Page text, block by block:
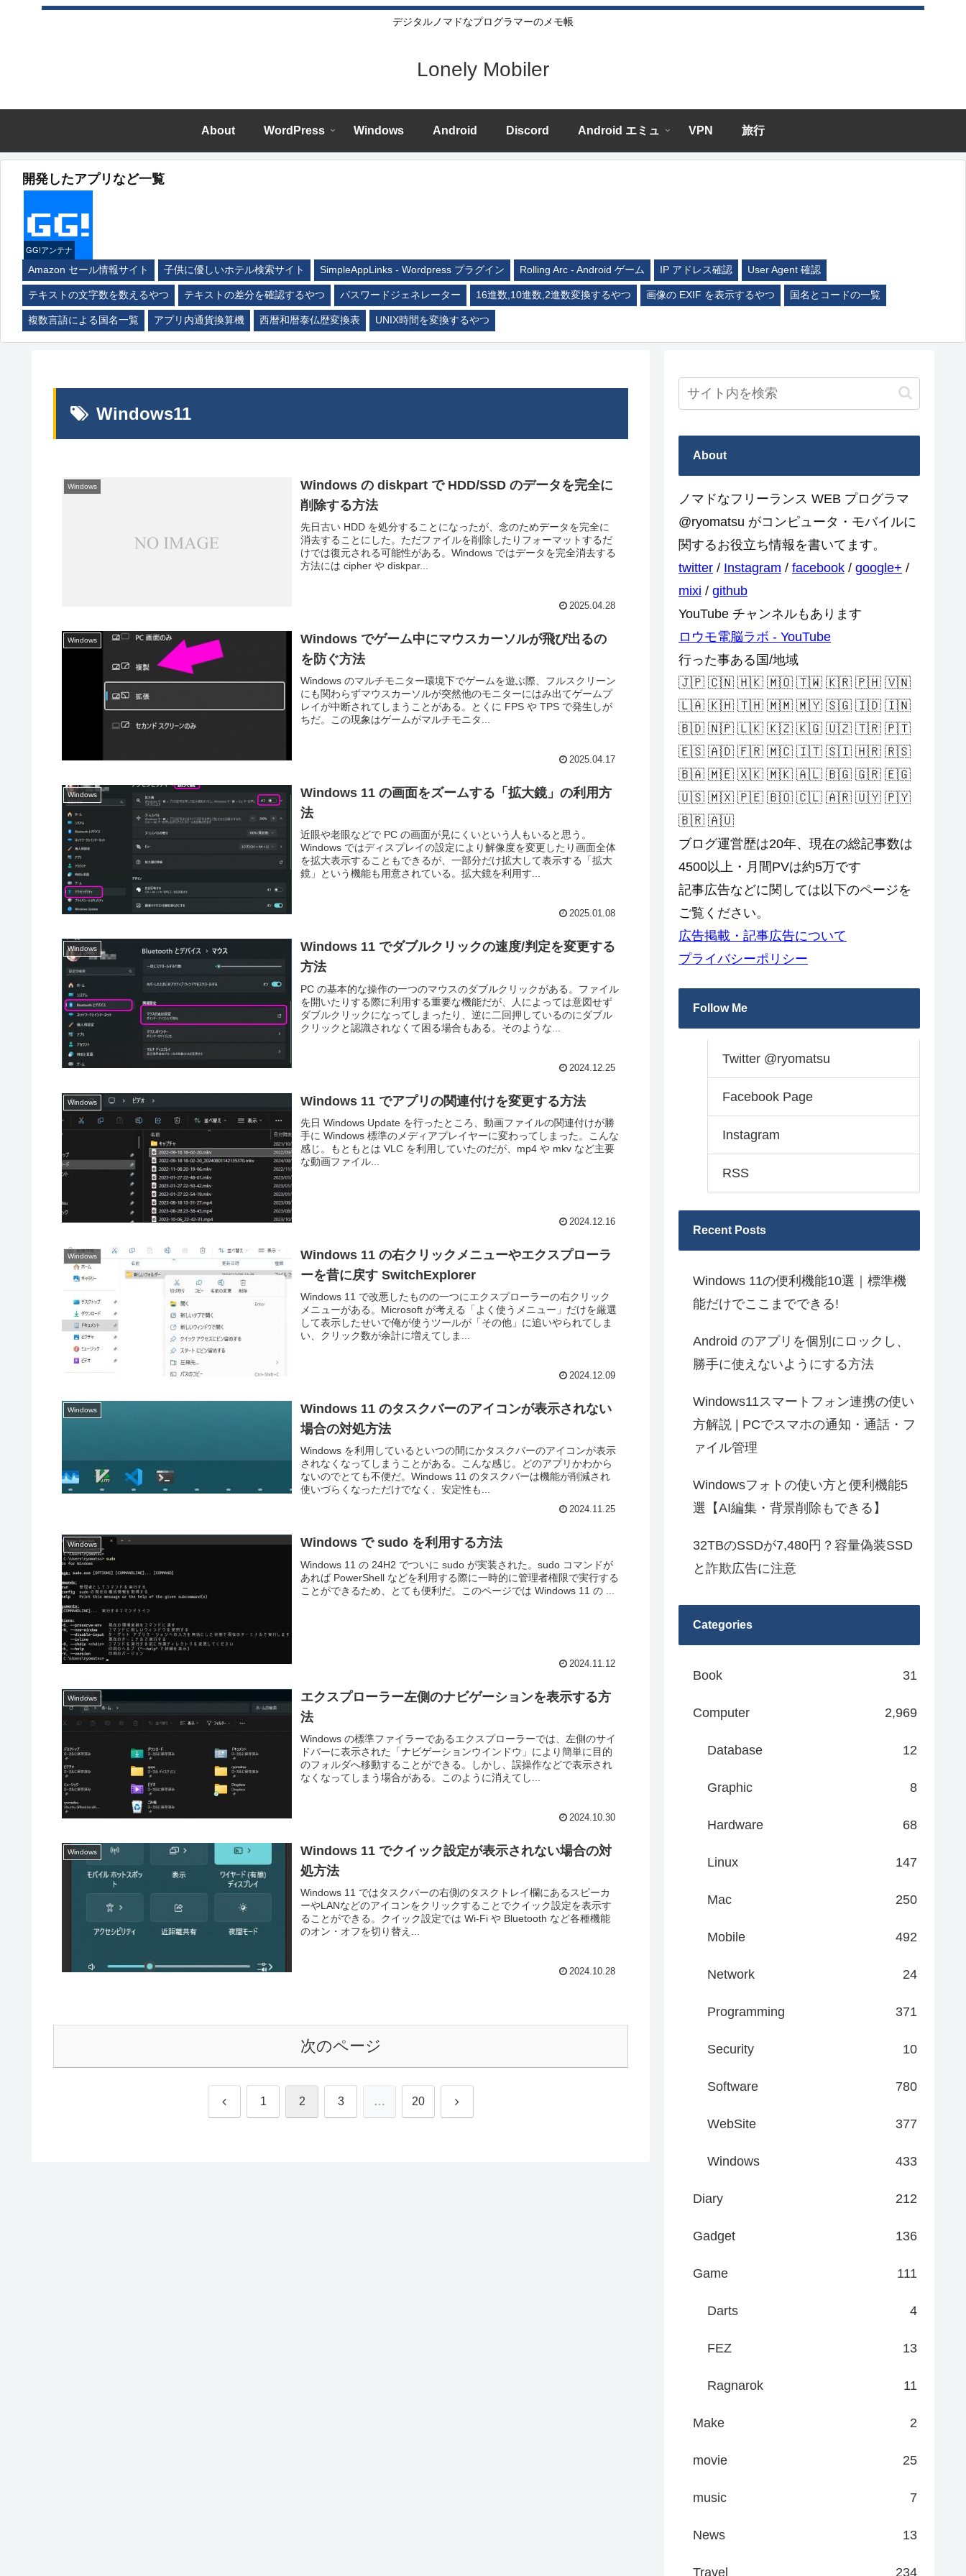
デジタルノマドなプログラマーのメモ帳
Lonely Mobiler
About WordPress Windows Android Discord Android エミュ VPN 旅行
開発したアプリなど一覧
GG!アンテナ
Amazon セール情報サイト 子供に優しいホテル検索サイト SimpleAppLinks - Wordpress プラグイン Rolling Arc - Android ゲーム IP アドレス確認 User Agent 確認
テキストの文字数を数えるやつ テキストの差分を確認するやつ パスワードジェネレーター 16進数,10進数,2進数変換するやつ 画像の EXIF を表示するやつ 国名とコードの一覧
複数言語による国名一覧 アプリ内通貨換算機 西暦和暦泰仏歴変換表 UNIX時間を変換するやつ
Windows11
Windows
Windows の diskpart で HDD/SSD のデータを完全に
削除する方法
先日古い HDD を処分することになったが、念のためデータを完全に
消去することにした。ただファイルを削除したりフォーマットするだ
けでは復元される可能性がある。Windows ではデータを完全消去する
方法には cipher や diskpar...
2025.04.28
Windows
Windows でゲーム中にマウスカーソルが飛び出るの
を防ぐ方法
Windows のマルチモニター環境下でゲームを遊ぶ際、フルスクリーン
にも関わらずマウスカーソルが突然他のモニターにはみ出てゲームプ
レイが中断されてしまうことがある。とくに FPS や TPS で発生しが
ちだ。この現象はゲームがマルチモニタ...
2025.04.17
Windows
Windows 11 の画面をズームする「拡大鏡」の利用方
法
近眼や老眼などで PC の画面が見にくいという人もいると思う。
Windows ではディスプレイの設定により解像度を変更したり画面全体
を拡大表示することもできるが、一部分だけ拡大して表示する「拡大
鏡」という機能も用意されている。拡大鏡を利用す...
2025.01.08
Windows
Windows 11 でダブルクリックの速度/判定を変更する
方法
PC の基本的な操作の一つのマウスのダブルクリックがある。ファイル
を開いたりする際に利用する重要な機能だが、人によっては意図せず
ダブルクリックになってしまったり、逆に二回押しているのにダブル
クリックと認識されなくて困る場合もある。そのような...
2024.12.25
Windows Windows 11 でアプリの関連付けを変更する方法
先日 Windows Update を行ったところ、動画ファイルの関連付けが勝
手に Windows 標準のメディアプレイヤーに変わってしまった。こんな
感じ。もともとは VLC を利用していたのだが、mp4 や mkv など主要
な動画ファイル...
2024.12.16
Windows
Windows 11 の右クリックメニューやエクスプローラ
ーを昔に戻す SwitchExplorer
Windows 11 で改悪したものの一つにエクスプローラーの右クリック
メニューがある。Microsoft が考える「よく使うメニュー」だけを厳選
して表示したせいで俺が使うツールが「その他」に追いやられてしま
い、クリック数が余計に増えてしま...
2024.12.09
Windows
Windows 11 のタスクバーのアイコンが表示されない
場合の対処方法
Windows を利用しているといつの間にかタスクバーのアイコンが表示
されなくなってしまうことがある。こんな感じ。どのアプリかわから
ないのでとても不便だ。Windows 11 のタスクバーは機能が削減され
使いづらくなっただけでなく、安定性も...
2024.11.25
Windows Windows で sudo を利用する方法
Windows 11 の 24H2 でついに sudo が実装された。sudo コマンドが
あれば PowerShell などを利用する際に一時的に管理者権限で実行する
ことができるため、とても便利だ。このページでは Windows 11 の ...
2024.11.12
Windows
エクスプローラー左側のナビゲーションを表示する方
法
Windows の標準ファイラーであるエクスプローラーでは、左側のサイ
ドバーに表示された「ナビゲーションウインドウ」により簡単に目的
のフォルダへ移動することができる。しかし、誤操作などで表示され
なくなってしまう場合がある。このように消えてし...
2024.10.30
Windows
Windows 11 でクイック設定が表示されない場合の対
処方法
Windows 11 ではタスクバーの右側のタスクトレイ欄にあるスピーカ
ーやLANなどのアイコンをクリックすることでクイック設定を表示す
ることができる。クイック設定では Wi-Fi や Bluetooth など各種機能
のオン・オフを切り替え...
2024.10.28
次のページ
前 1 2 3 … 20 次
About
ノマドなフリーランス WEB プログラマ
@ryomatsu がコンピュータ・モバイルに
関するお役立ち情報を書いてます。
twitter / Instagram / facebook / google+ /
mixi / github
YouTube チャンネルもあります
ロウモ電脳ラボ - YouTube
行った事ある国/地域
🇯🇵 🇨🇳 🇭🇰 🇲🇴 🇹🇼 🇰🇷 🇵🇭 🇻🇳
🇱🇦 🇰🇭 🇹🇭 🇲🇲 🇲🇾 🇸🇬 🇮🇩 🇮🇳
🇧🇩 🇳🇵 🇱🇰 🇰🇿 🇰🇬 🇺🇿 🇹🇷 🇵🇹
🇪🇸 🇦🇩 🇫🇷 🇲🇨 🇮🇹 🇸🇮 🇭🇷 🇷🇸
🇧🇦 🇲🇪 🇽🇰 🇲🇰 🇦🇱 🇧🇬 🇬🇷 🇪🇬
🇺🇸 🇲🇽 🇵🇪 🇧🇴 🇨🇱 🇦🇷 🇺🇾 🇵🇾
🇧🇷 🇦🇺
ブログ運営歴は20年、現在の総記事数は
4500以上・月間PVは約5万です
記事広告などに関しては以下のページを
ご覧ください。
広告掲載・記事広告について
プライバシーポリシー
Follow Me
Twitter @ryomatsu
Facebook Page
Instagram
RSS
Recent Posts
Windows 11の便利機能10選｜標準機
能だけでここまでできる!
Android のアプリを個別にロックし、
勝手に使えないようにする方法
Windows11スマートフォン連携の使い
方解説 | PCでスマホの通知・通話・フ
ァイル管理
Windowsフォトの使い方と便利機能5
選【AI編集・背景削除もできる】
32TBのSSDが7,480円？容量偽装SSD
と詐欺広告に注意
Categories
Book 31
Computer 2,969
Database 12
Graphic 8
Hardware 68
Linux 147
Mac 250
Mobile 492
Network 24
Programming 371
Security 10
Software 780
WebSite 377
Windows 433
Diary 212
Gadget 136
Game 111
Darts 4
FEZ 13
Ragnarok 11
Make 2
movie 25
music 7
News 13
Travel 234